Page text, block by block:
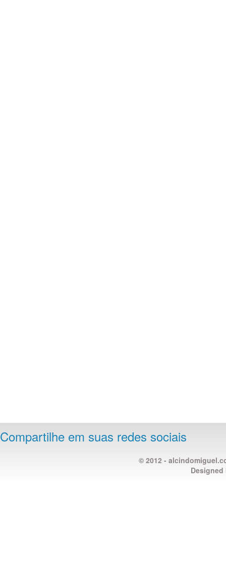
Compartilhe em suas redes sociais
© 2012 -